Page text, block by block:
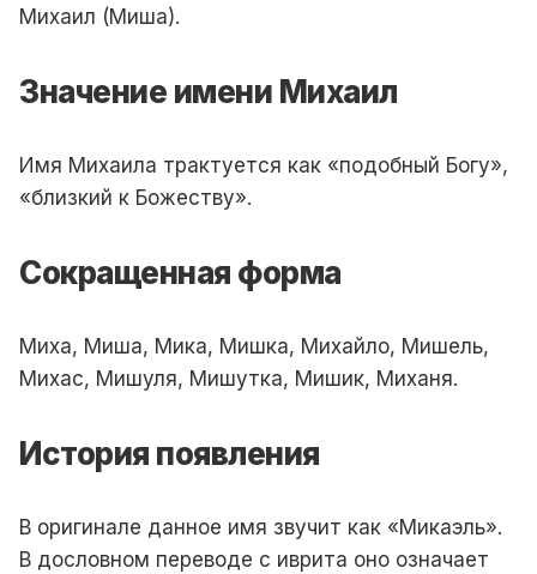
Михаил (Миша).
Значение имени Михаил
Имя Михаила трактуется как «подобный Богу»,
«близкий к Божеству».
Сокращенная форма
Миха, Миша, Мика, Мишка, Михайло, Мишель,
Михас, Мишуля, Мишутка, Мишик, Миханя.
История появления
В оригинале данное имя звучит как «Микаэль».
В дословном переводе с иврита оно означает